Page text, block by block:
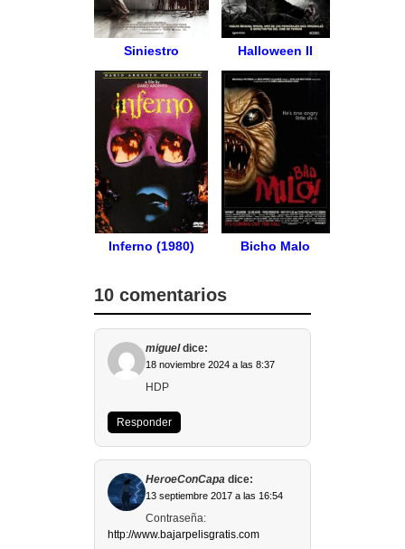
Siniestro Halloween II
Inferno (1980) Bicho Malo
10 comentarios
miguel dice:
18 noviembre 2024 a las 8:37
HDP
Responder
HeroeConCapa dice:
13 septiembre 2017 a las 16:54
Contraseña:
http://www.bajarpelisgratis.com